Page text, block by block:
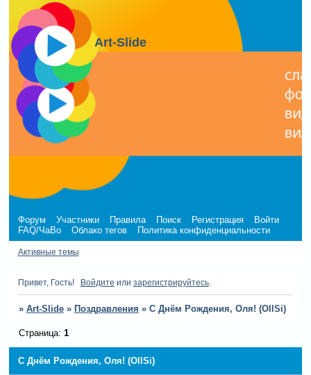
Art-Slide
Форум Участники Правила Поиск Регистрация
Войти
FAQ/ЧаВо
Облако тегов Политика конфиденциальности
Активные темы
Привет, Гость! Войдите или зарегистрируйтесь.
» Art-Slide » Поздравления » С Днём Рождения, Оля! (OllSi)
С Днём Рождения, Оля! (OllSi)
Страница: 1